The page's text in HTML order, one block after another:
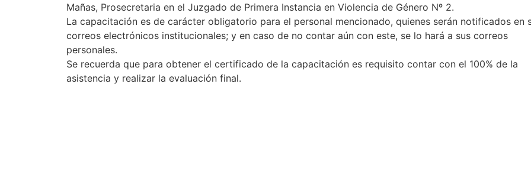
Mañas, Prosecretaria en el Juzgado de Primera Instancia en Violencia de Género Nº 2.
La capacitación es de carácter obligatorio para el personal mencionado, quienes serán notificados en
correos electrónicos institucionales; y en caso de no contar aún con este, se lo hará a sus correos
personales.
Se recuerda que para obtener el certificado de la capacitación es requisito contar con el 100% de la
asistencia y realizar la evaluación final.